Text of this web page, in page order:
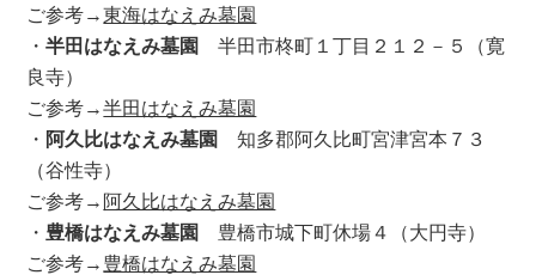
ご参考→東海はなえみ墓園
・半田はなえみ墓園 半田市柊町１丁目２１２－５（寛
良寺）
ご参考→半田はなえみ墓園
・ 阿久比はなえみ墓園 知多郡阿久比町宮津宮本７３
（谷性寺）
ご参考→ 阿久比はなえみ墓園
・ 豊橋はなえみ墓園 豊橋市城下町休場４（大円寺）
ご参考→ 豊橋はなえみ墓園